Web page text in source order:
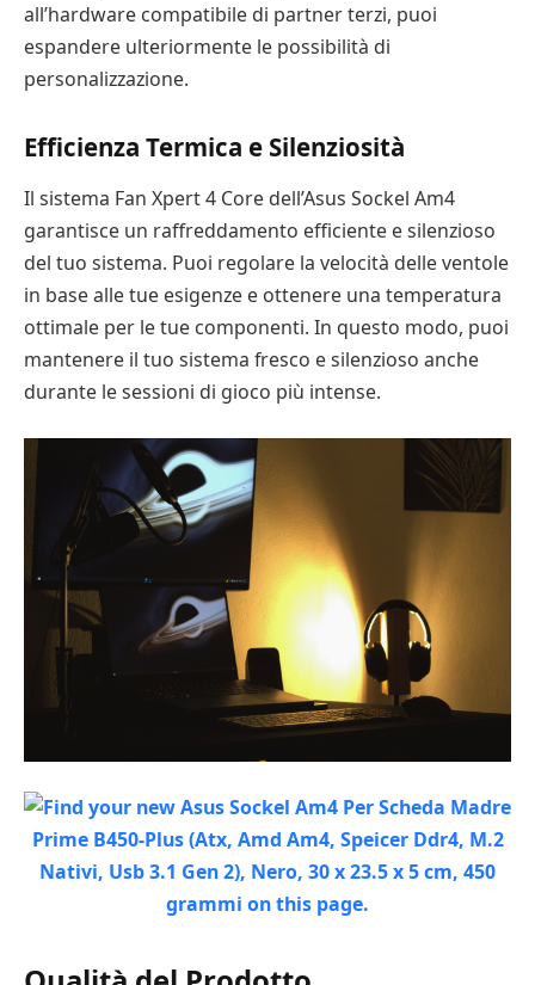
all’hardware compatibile di partner terzi, puoi
espandere ulteriormente le possibilità di
personalizzazione.
Efficienza Termica e Silenziosità
Il sistema Fan Xpert 4 Core dell’Asus Sockel Am4
garantisce un raffreddamento efficiente e silenzioso
del tuo sistema. Puoi regolare la velocità delle ventole
in base alle tue esigenze e ottenere una temperatura
ottimale per le tue componenti. In questo modo, puoi
mantenere il tuo sistema fresco e silenzioso anche
durante le sessioni di gioco più intense.